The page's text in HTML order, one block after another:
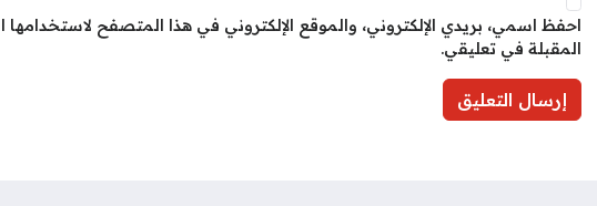
احفظ اسمي، بريدي الإلكتروني، والموقع الإلكتروني في هذا المتصفح لاستخدامها
المقبلة في تعليقي.